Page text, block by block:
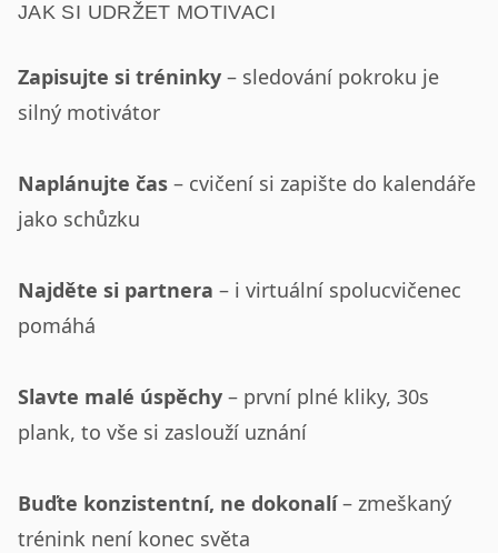
JAK SI UDRŽET MOTIVACI
Zapisujte si tréninky – sledování pokroku je
silný motivátor
Naplánujte čas – cvičení si zapište do kalendáře
jako schůzku
Najděte si partnera – i virtuální spolucvičenec
pomáhá
Slavte malé úspěchy – první plné kliky, 30s
plank, to vše si zaslouží uznání
Buďte konzistentní, ne dokonalí– zmeškaný
trénink není konec světa